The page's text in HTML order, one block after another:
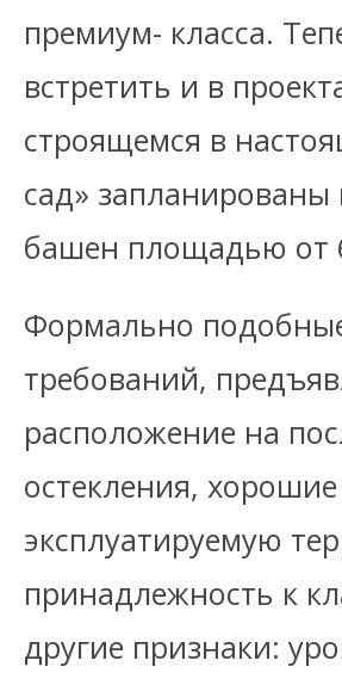
премиум- класса.
встретить и в
строящемся в
сад»
башен площадью от
Формально
требований,
расположение на
остекления,
эксплуатируемую
принадлежность к
другие признаки: